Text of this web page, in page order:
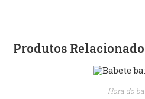
Produtos
Hora do